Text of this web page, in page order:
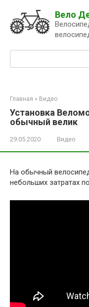
контенту
Вело
Главная » Видео
Установка
обычный велик
29.05.2020 Видео
На обычный
небольших затратах